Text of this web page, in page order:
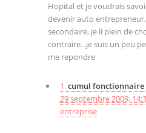
Hopital et je voudrais
devenir auto
secondaire, je li plein de
contraire...je suis un peu
me repondre
1.cumul fonctionnaire
29 septembre 2009,
entreprise